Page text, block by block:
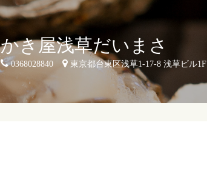
かき屋浅草だいまさ
0368028840 東京都台東区浅草1-17-8 浅草ビル1F